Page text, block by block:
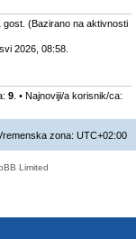
(Bazirano na aktivnosti
2026, 08:58.
9 . • Najnoviji/a korisnik/ca:
zona: UTC+02:00
Limited